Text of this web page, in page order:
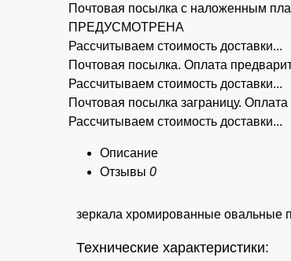
Почтовая посылка с наложенным
ПРЕДУСМОТРЕНА
Рассчитываем стоимость доставки...
Почтовая посылка. Оплата
Рассчитываем стоимость доставки...
Почтовая посылка заграницу.
Рассчитываем стоимость доставки...
Описание
Отзывы 0
зеркала хромированные овальные
Технические характеристики: